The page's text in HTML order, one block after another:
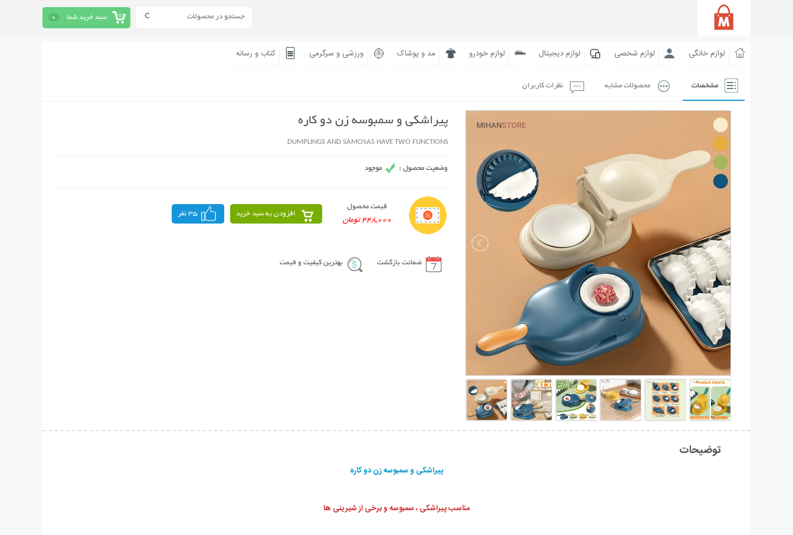
سبد خرید شما 0
لوازم خانگی لوازم شخصی لوازم دیجیتال لوازم خودرو مد و پوشاک ورزشی و سرگرمی کتاب و رسانه
مشخصات محصولات مشابه نظرات کاربران
پیراشکی و سمبوسه زن دو کاره
DUMPLINGS AND SAMOSAS HAVE TWO FUNCTIONS
قیمت محصول
448,000 تومان
افزودن به سبد خرید 35 نفر
ضمانت بازگشت بهترین کیفیت و قیمت
توضیحات
پیراشکی و سمبوسه زن دو کاره
مناسب پیراشکی ، سمبوسه و برخی از شیرینی ها